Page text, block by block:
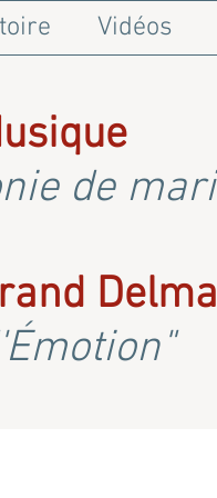
Vidéos
de